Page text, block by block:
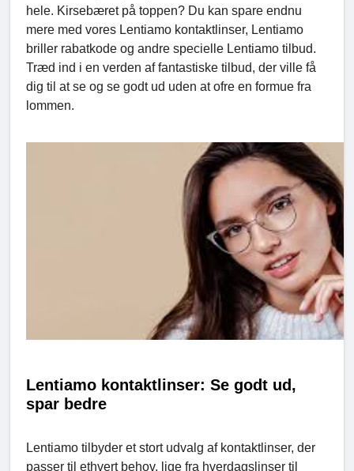
hele. Kirsebæret på toppen? Du kan spare endnu
mere med vores Lentiamo kontaktlinser, Lentiamo
briller rabatkode og andre specielle Lentiamo tilbud.
Træd ind i en verden af fantastiske tilbud, der ville få
dig til at se og se godt ud uden at ofre en formue fra
lommen.
Lentiamo kontaktlinser: Se godt ud,
spar bedre
Lentiamo tilbyder et stort udvalg af kontaktlinser, der
passer til ethvert behov, lige fra hverdagslinser til